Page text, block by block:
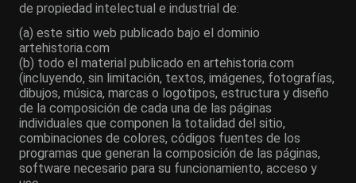
de propiedad intelectual e industrial de:
(a) este sitio web publicado bajo el dominio
artehistoria.com
(b) todo el material publicado en artehistoria.com
(incluyendo, sin limitación, textos, imágenes, fotografías,
dibujos, música, marcas o logotipos, estructura y diseño
de la composición de cada una de las páginas
individuales que componen la totalidad del sitio,
combinaciones de colores, códigos fuentes de los
programas que generan la composición de las páginas,
software necesario para su funcionamiento, acceso y